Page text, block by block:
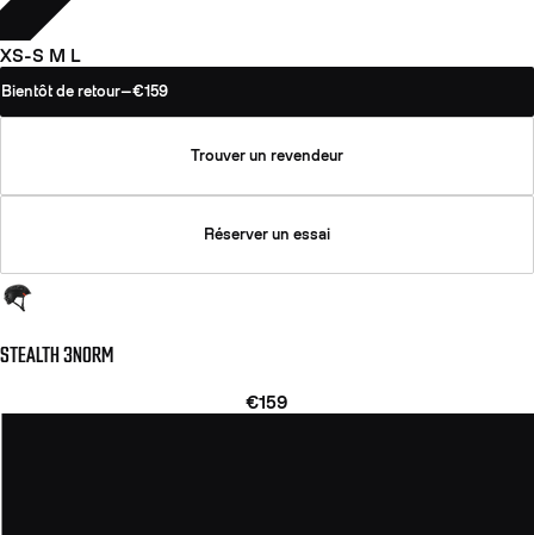
XS-S M L
Bientôt de retour—€159
Trouver un revendeur
Réserver un essai
STEALTH 3NORM
€159